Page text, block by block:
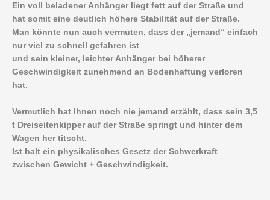
Ein voll beladener Anhänger liegt fett auf der Straße und
hat somit eine deutlich höhere Stabilität auf der Straße.
Man könnte nun auch vermuten, dass der „jemand“ einfach
nur viel zu schnell gefahren ist
und sein kleiner, leichter Anhänger bei höherer
Geschwindigkeit zunehmend an Bodenhaftung verloren
hat.
Vermutlich hat Ihnen noch nie jemand erzählt, dass sein 3,5
t Dreiseitenkipper auf der Straße springt und hinter dem
Wagen her titscht.
Ist halt ein physikalisches Gesetz der Schwerkraft
zwischen Gewicht + Geschwindigkeit.